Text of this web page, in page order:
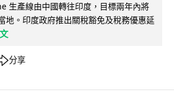
生產線由中國轉往印度，目標兩年內將
地。印度政府推出關稅豁免及稅務優惠延
分享